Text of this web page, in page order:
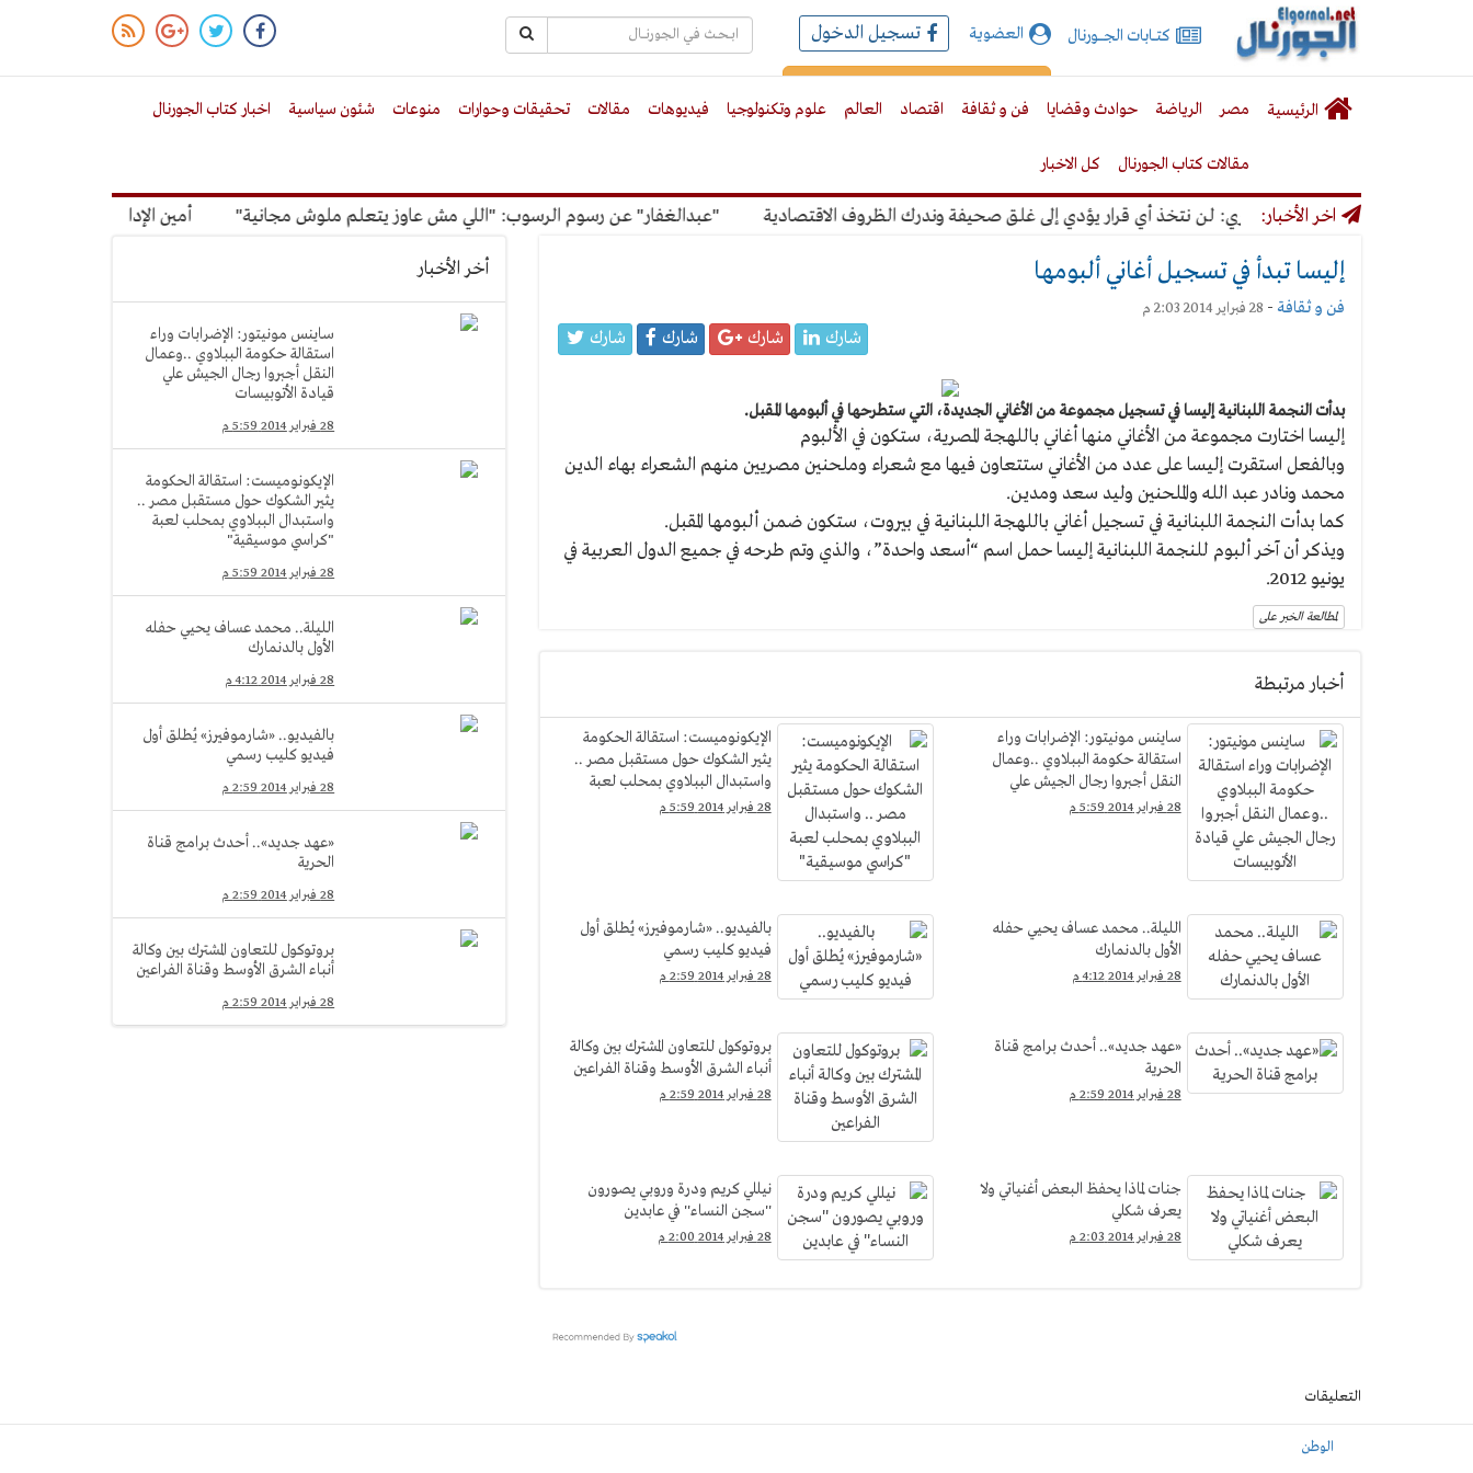
الجورنال
نت
كتـــابات الجـــــورنال العضوية تسجيل الدخول
الرئيسية مصر الرياضة حوادث وقضايا فن و ثقافة اقتصاد العالم علوم وتكنولوجيا فيديوهات مقالات تحقيقات وحوارات منوعات شئون سياسية اخبار كتاب الجورنال
مقالات كتاب الجورنال كل الاخبار
اخر الأخبار:
خالد ميري: لن نتخذ أي قرار يؤدي إلى غلق صحيفة وندرك الظروف الاقتصادية "عبدالغفار" عن رسوم الرسوب: "اللي مش عاوز يتعلم ملوش مجانية" أمين الإدارة المحلية: معظم
إليسا تبدأ في تسجيل أغاني ألبومها
فن و ثقافة - 28 فبراير 2014 2:03 م
شارك شارك شارك شارك
بدأت النجمة اللبنانية إليسا في تسجيل مجموعة من الأغاني الجديدة، التي ستطرحها في ألبومها المقبل.
إليسا اختارت مجموعة من الأغاني منها أغاني باللهجة المصرية، ستكون في الألبوم
وبالفعل استقرت إليسا على عدد من الأغاني ستتعاون فيها مع شعراء وملحنين مصريين منهم الشعراء بهاء الدين
محمد ونادر عبد الله والملحنين وليد سعد ومدين.
كما بدأت النجمة اللبنانية في تسجيل أغاني باللهجة اللبنانية في بيروت، ستكون ضمن ألبومها المقبل.
ويذكر أن آخر ألبوم للنجمة اللبنانية إليسا حمل اسم “أسعد واحدة”، والذي وتم طرحه في جميع الدول العربية في
يونيو 2012.
لمطالعة الخبر على
أخبار مرتبطة
ساينس مونيتور: الإضرابات وراء
استقالة حكومة الببلاوي ..وعمال
النقل أجبروا رجال الجيش علي
قيادة الأتوبيسات
28 فبراير 2014 5:59 م
الإيكونوميست: استقالة الحكومة
يثير الشكوك حول مستقبل مصر ..
واستبدال الببلاوي بمحلب لعبة
"كراسي موسيقية"
28 فبراير 2014 5:59 م
الليلة.. محمد عساف يحيي حفله
الأول بالدنمارك
28 فبراير 2014 4:12 م
بالفيديو.. «شارموفيرز» يُطلق أول
فيديو كليب رسمي
28 فبراير 2014 2:59 م
«عهد جديد».. أحدث برامج قناة
الحرية
28 فبراير 2014 2:59 م
بروتوكول للتعاون المشترك بين وكالة
أنباء الشرق الأوسط وقناة الفراعين
28 فبراير 2014 2:59 م
جنات لماذا يحفظ البعض أغنياتي ولا
يعرف شكلي
28 فبراير 2014 2:03 م
نيللي كريم ودرة وروبي يصورون
''سجن النساء'' في عابدين
28 فبراير 2014 2:00 م
أخر الأخبار
ساينس مونيتور: الإضرابات وراء
استقالة حكومة الببلاوي ..وعمال
النقل أجبروا رجال الجيش علي
قيادة الأتوبيسات
28 فبراير 2014 5:59 م
الإيكونوميست: استقالة الحكومة
يثير الشكوك حول مستقبل مصر ..
واستبدال الببلاوي بمحلب لعبة
"كراسي موسيقية"
28 فبراير 2014 5:59 م
الليلة.. محمد عساف يحيي حفله
الأول بالدنمارك
28 فبراير 2014 4:12 م
بالفيديو.. «شارموفيرز» يُطلق أول
فيديو كليب رسمي
28 فبراير 2014 2:59 م
«عهد جديد».. أحدث برامج قناة
الحرية
28 فبراير 2014 2:59 م
بروتوكول للتعاون المشترك بين وكالة
أنباء الشرق الأوسط وقناة الفراعين
28 فبراير 2014 2:59 م
التعليقات
الوطن